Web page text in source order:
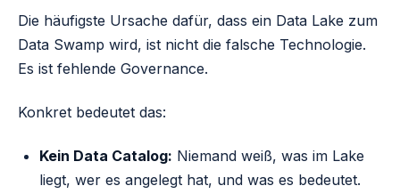
Die häufigste Ursache dafür, dass ein Data Lake zum
Data Swamp wird, ist nicht die falsche Technologie.
Es ist fehlende Governance.
Konkret bedeutet das:
Kein Data Catalog: Niemand weiß, was im Lake
liegt, wer es angelegt hat, und was es bedeutet.